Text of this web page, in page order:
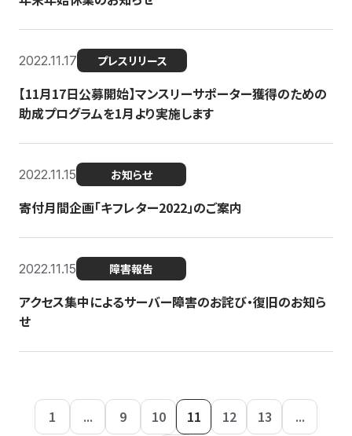
2022.11.17 プレスリリース
【11月17日公募開始】マンスリーサポーター獲得のための
助成プログラムを1月より実施します
2022.11.15 お知らせ
寄付月間企画「キフレター2022」のご案内
2022.11.15 障害報告
アクセス集中によるサーバー障害のお詫び・復旧のお知ら
せ
1 ... 9 10 11 12 13
...